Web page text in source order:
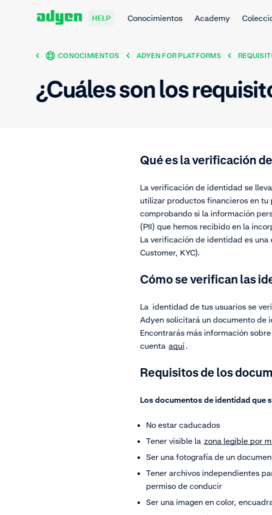
HELP Conocimientos Academy
CONOCIMIENTOS ADYEN FOR PLATFORMS
¿Cuáles son los
Qué es la verificación
La verificación de identidad se
utilizar productos financieros en
comprobando si la información
(PII) que hemos recibido en la
La verificación de identidad es
Customer, KYC).
Cómo se verifican las
La identidad de tus usuarios se
Adyen solicitará un documento de
Encontrarás más información
cuenta aquí.
Requisitos de los
Los documentos de identidad que
No estar caducados
Tener visible la zona legible por
Ser una fotografía de un
Tener archivos independientes
permiso de conducir
Ser una imagen en color,